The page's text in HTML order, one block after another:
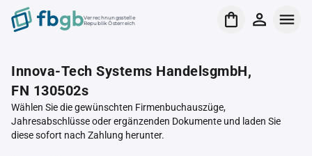
Verrechnungsstelle
Republik Österreich
Innova-Tech Systems HandelsgmbH,
FN 130502s
Wählen Sie die gewünschten Firmenbuchauszüge,
Jahresabschlüsse oder ergänzenden Dokumente und laden Sie
diese sofort nach Zahlung herunter.